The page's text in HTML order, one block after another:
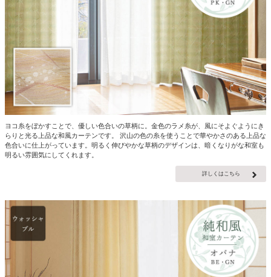
ヨコ糸をぼかすことで、優しい色合いの草柄に。金色のラメ糸が、風にそよぐようにき
らりと光る上品な和風カーテンです。 沢山の色の糸を使うことで華やかさのある上品な
色合いに仕上がっています。明るく伸びやかな草柄のデザインは、暗くなりがな和室も
明るい雰囲気にしてくれます。
詳しくはこちら